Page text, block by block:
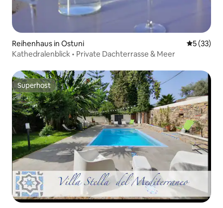
Reihenhaus in Ostuni
5 (33)
Kathedralenblick • Private Dachterrasse & Meer
Superhost
Superhost